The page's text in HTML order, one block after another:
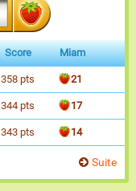
Score Miam
358 pts 21
344 pts 17
343 pts 14
Suite